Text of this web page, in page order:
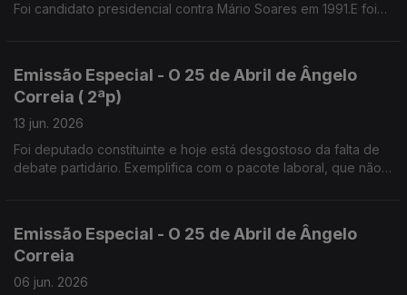
Foi candidato presidencial contra Mário Soares em 1991.E foi
Emissão Especial - O 25 de Abril de Ângelo
Correia ( 2ªp)
13 jun. 2026
Foi deputado constituinte e hoje está desgostoso da falta de
debate partidário. Exemplifica com o pacote laboral, que não
Emissão Especial - O 25 de Abril de Ângelo
Correia
06 jun. 2026